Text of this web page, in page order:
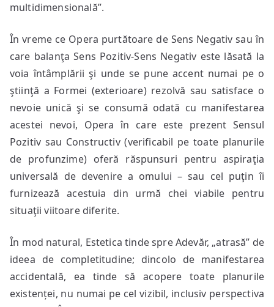
multidimensională”.
În vreme ce Opera purtătoare de Sens Negativ sau în
care balanţa Sens Pozitiv-Sens Negativ este lăsată la
voia întâmplării şi unde se pune accent numai pe o
ştiinţă a Formei (exterioare) rezolvă sau satisface o
nevoie unică şi se consumă odată cu manifestarea
acestei nevoi, Opera în care este prezent Sensul
Pozitiv sau Constructiv (verificabil pe toate planurile
de profunzime) oferă răspunsuri pentru aspiraţia
universală de devenire a omului – sau cel puţin îi
furnizează acestuia din urmă chei viabile pentru
situaţii viitoare diferite.
În mod natural, Estetica tinde spre Adevăr, „atrasă” de
ideea de completitudine; dincolo de manifestarea
accidentală, ea tinde să acopere toate planurile
existenței, nu numai pe cel vizibil, inclusiv perspectiva